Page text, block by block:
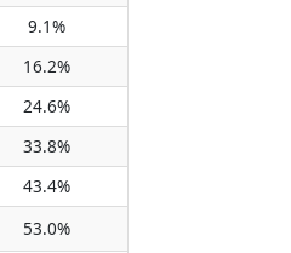
9.1%
16.2%
24.6%
33.8%
43.4%
53.0%